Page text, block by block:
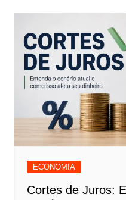
ECONOMIA
Cortes de Juros: